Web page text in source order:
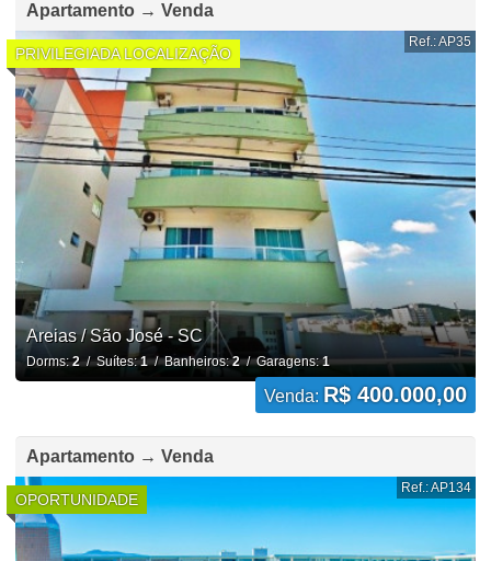
Apartamento → Venda
PRIVILEGIADA LOCALIZAÇÃO
Ref.: AP35
Areias / São José - SC
Dorms:2/ Suítes:1/ Banheiros:2/ Garagens:1
Venda: R$ 400.000,00
Apartamento → Venda
OPORTUNIDADE
Ref.: AP134